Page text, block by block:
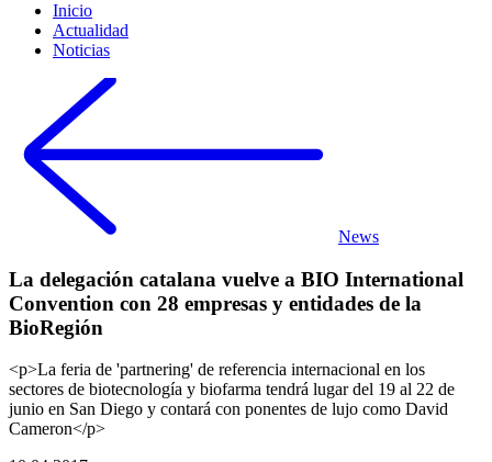
Inicio
Actualidad
Noticias
News
La delegación catalana vuelve a BIO International
Convention con 28 empresas y entidades de la
BioRegión
<p>La feria de 'partnering' de referencia internacional en los
sectores de biotecnología y biofarma tendrá lugar del 19 al 22 de
junio en San Diego y contará con ponentes de lujo como David
Cameron</p>